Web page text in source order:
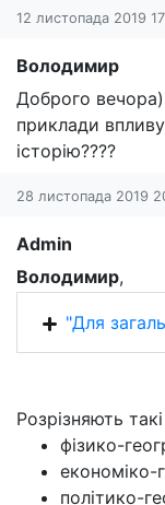
12 листопада 2019
Володимир
Доброго
приклади
історію????
28 листопада 2019
Admin
Володимир,
"Для
Розрізняють
фізико-
економіко-
політико-